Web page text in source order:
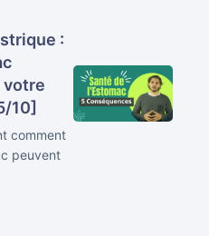
:
votre
10]
comment
peuvent